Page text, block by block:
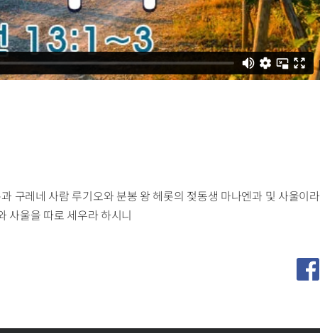
구레네 사람 루기오와 분봉 왕 헤롯의 젖동생 마나엔과 및 사울이라
사울을 따로 세우라 하시니